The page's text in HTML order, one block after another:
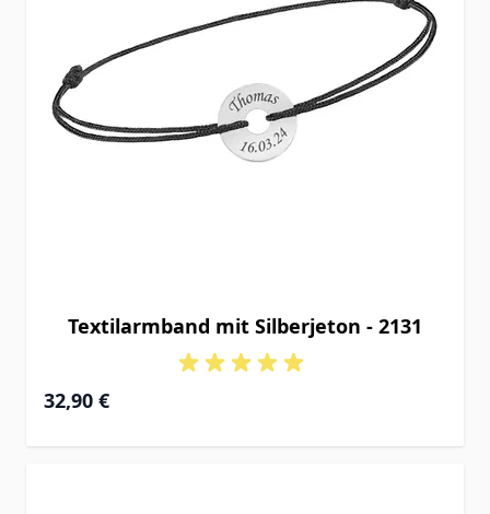
Textilarmband mit Silberjeton - 2131
32,90 €